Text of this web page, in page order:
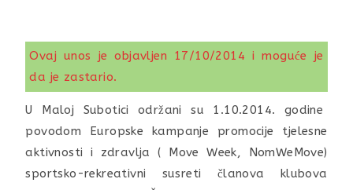
Ovaj unos je objavljen 17/10/2014 i moguće je
da je zastario.
U Maloj Subotici održani su 1.10.2014. godine
povodom Europske kampanje promocije tjelesne
aktivnosti i zdravlja ( Move Week, NomWeMove)
sportsko-rekreativni susreti članova klubova